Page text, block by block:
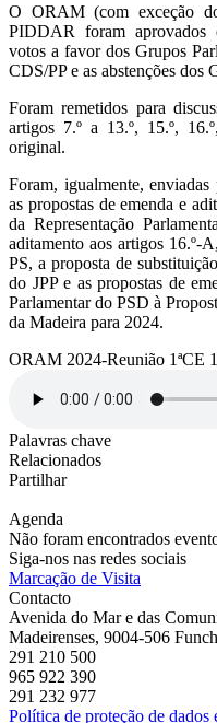
O ORAM (com exceção
PIDDAR foram aprovados
votos a favor dos Grupos
CDS/PP e as abstenções dos
Foram remetidos para
artigos 7.º a 13.º, 15.º,
original.
Foram, igualmente,
as propostas de emenda e
da Representação
aditamento aos artigos 16.º-
PS, a proposta de
do JPP e as propostas de
Parlamentar do PSD à
da Madeira para 2024.
ORAM 2024-Reunião 1ªCE
Palavras chave
Relacionados
Partilhar
Agenda
Não foram encontrados
Siga-nos nas redes sociais
Marcação de Visita
Contacto
Avenida do Mar e das
Madeirenses, 9004-506
291 210 500
965 922 390
291 232 977
Política de proteção de dados